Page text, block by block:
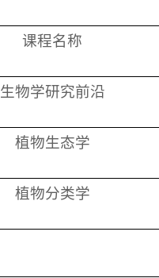
课程名称
生物学研究前沿
植物生态学
植物分类学